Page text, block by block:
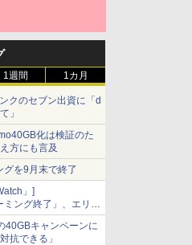
1週間 1カ月
クのセブン出資に「d
」
化は検証のた
方にも言及
グを9月末で終了
」]
ング終了」、エリア
バイルの課題
40GBキャンペーンに
抗できる」